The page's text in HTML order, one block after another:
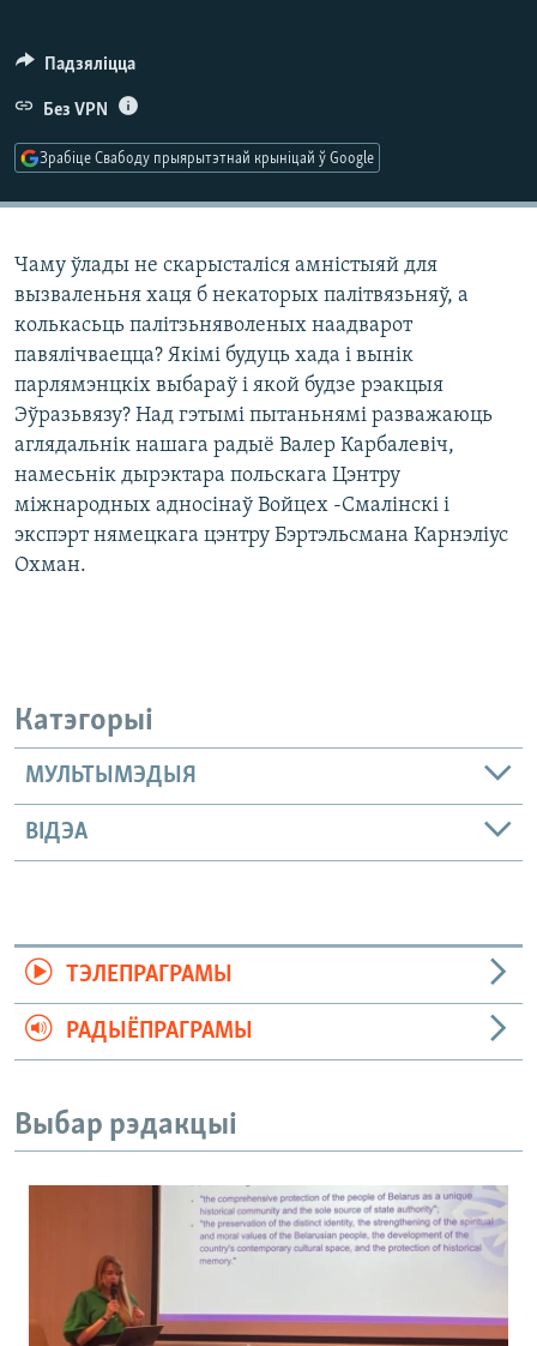
КАЛЯНДАР
НА ХВАЛЯХ СВАБОДЫ
Падзяліцца
Без VPN
Зрабіце Свабоду прыярытэтнай крыніцай ў Google
Чаму ўлады не скарысталіся амністыяй для
вызваленьня хаця б некаторых палітвязьняў, а
колькасьць палітзьняволеных наадварот
павялічваецца? Якімі будуць хада і вынік
парлямэнцкіх выбараў і якой будзе рэакцыя
Эўразьвязу? Над гэтымі пытаньнямі разважаюць
аглядальнік нашага радыё Валер Карбалевіч,
намесьнік дырэктара польскага Цэнтру
міжнародных адносінаў Войцех -Смалінскі і
экспэрт нямецкага цэнтру Бэртэльсмана Карнэліус
Охман.
Катэгорыі
МУЛЬТЫМЭДЫЯ
ВІДЭА
ТЭЛЕПРАГРАМЫ
РАДЫЁПРАГРАМЫ
Выбар рэдакцыі